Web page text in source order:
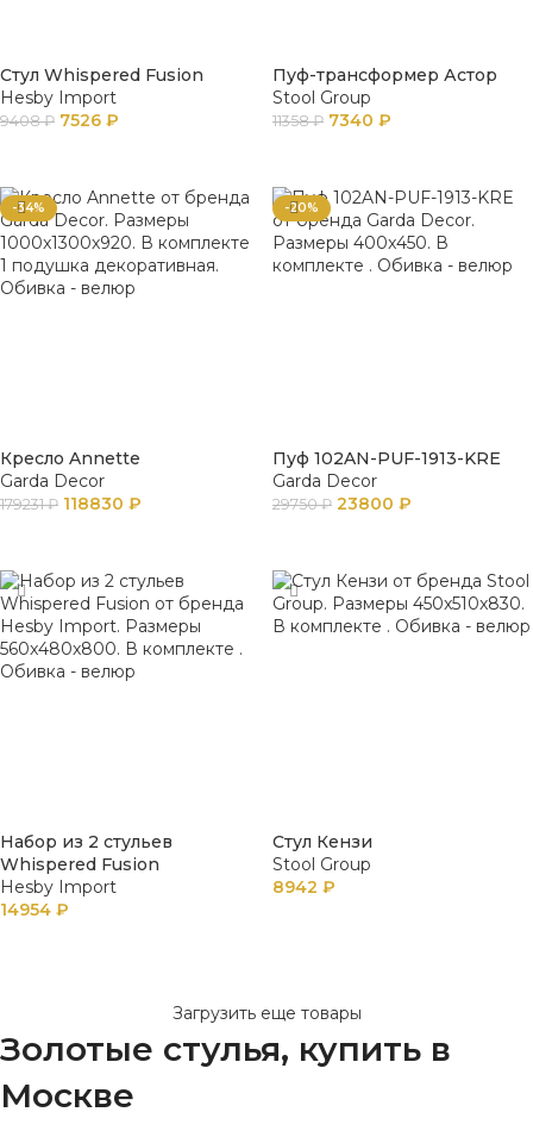
Стул Whispered Fusion
Hesby Import
9408₽ 7526 ₽
Пуф-трансформер Астор
Stool Group
11358₽ 7340 ₽
-34%
Кресло Annette
Garda Decor
179231₽ 118830 ₽
-20%
Пуф 102AN-PUF-1913-KRE
Garda Decor
29750₽ 23800 ₽
Набор из 2 стульев
Whispered Fusion
Hesby Import
14954 ₽
Стул Кензи
Stool Group
8942 ₽
Загрузить еще товары
Золотые стулья, купить в
Москве